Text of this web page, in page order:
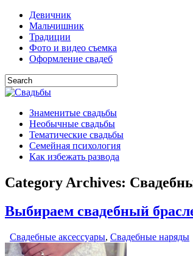
Девичник
Мальчишник
Традиции
Фото и видео съемка
Оформление свадеб
Знаменитые свадьбы
Необычные свадьбы
Тематические свадьбы
Семейная психология
Как избежать развода
Category Archives:
Выбираем свадебный
Свадебные аксессуары, Свадебные наряды